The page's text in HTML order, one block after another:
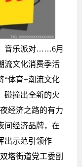
音乐派对……6月
流文化消费季活
“体育+潮流文化
碰撞出全新的火
经济之路的有力
间经济品牌，在
出示范引领作
塔街道党工委副